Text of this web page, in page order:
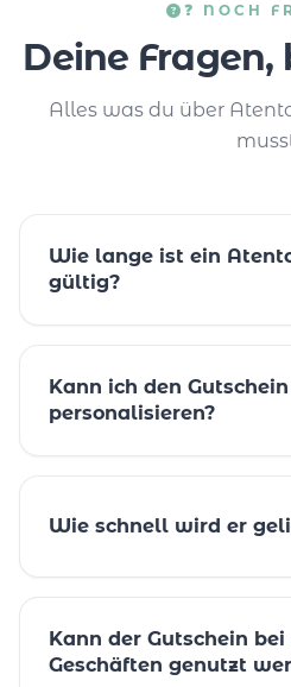
❓ NOCH
Deine
Alles was du über
Wie lange ist ein
gültig?
Kann ich den Gutschein
personalisieren?
Wie schnell wird er
Kann der Gutschein
Geschäften genutzt